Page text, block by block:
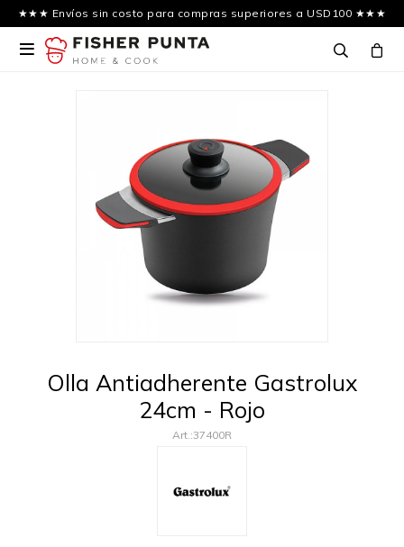
★★★ Envíos sin costo para compras superiores a USD100 ★★★

Olla Antiadherente Gastrolux
24cm - Rojo
37400R